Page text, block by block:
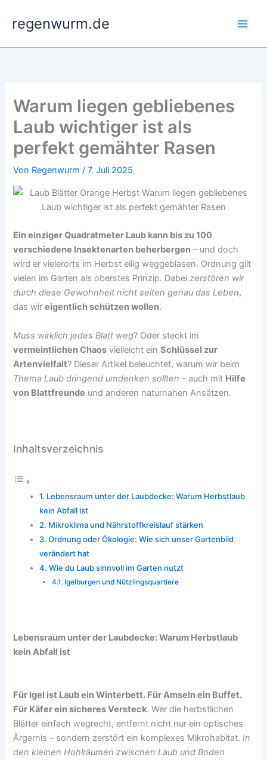
Inhalt
springen
regenwurm.de
Warum liegen gebliebenes
Laub wichtiger ist als
perfekt gemähter Rasen
Von Regenwurm/7. Juli 2025
Ein einziger Quadratmeter Laub kann bis zu 100
verschiedene Insektenarten beherbergen – und doch
wird er vielerorts im Herbst eilig weggeblasen. Ordnung gilt
vielen im Garten als oberstes Prinzip. Dabeizerstören wir
durch diese Gewohnheit nicht selten genau das Leben,
das wireigentlich schützen wollen.
Muss wirklich jedes Blatt weg? Oder steckt im
vermeintlichen Chaos vielleicht einSchlüssel zur
Artenvielfalt? Dieser Artikel beleuchtet, warum wir beim
Thema Laub dringend umdenken sollten – auch mit Hilfe
von Blattfreunde und anderen naturnahen Ansätzen.
Inhaltsverzeichnis
Lebensraum unter der Laubdecke: Warum Herbstlaub
kein Abfall ist
Mikroklima und Nährstoffkreislauf stärken
Ordnung oder Ökologie: Wie sich unser Gartenbild
verändert hat
Wie du Laub sinnvoll im Garten nutzt
Igelburgen und Nützlingsquartiere
Lebensraum unter der Laubdecke: Warum Herbstlaub
kein Abfall ist
Für Igel ist Laub ein Winterbett. Für Amseln ein Buffet.
Für Käfer ein sicheres Versteck. Wer die herbstlichen
Blätter einfach wegrecht, entfernt nicht nur ein optisches
Ärgernis – sondern zerstört ein komplexes Mikrohabitat.In
den kleinen Hohlräumen zwischen Laub und Boden